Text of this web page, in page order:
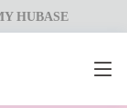
HUBASE